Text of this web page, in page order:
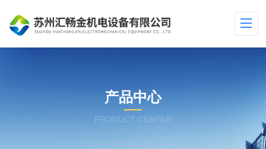
产品中心
PRODUCT CENTER